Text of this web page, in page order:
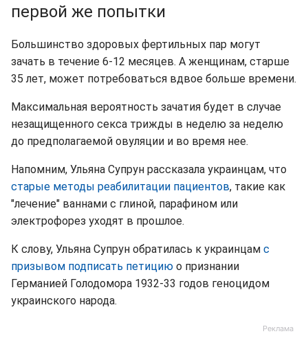
первой же попытки
Большинство здоровых фертильных пар могут
зачать в течение 6-12 месяцев. А женщинам, старше
35 лет, может потребоваться вдвое больше времени.
Максимальная вероятность зачатия будет в случае
незащищенного секса трижды в неделю за неделю
до предполагаемой овуляции и во время нее.
Напомним, Ульяна Супрун рассказала украинцам, что
старые методы реабилитации пациентов, такие как
"лечение" ваннами с глиной, парафином или
электрофорез уходят в прошлое.
К слову, Ульяна Супрун обратилась к украинцам с
призывом подписать петицию о признании
Германией Голодомора 1932-33 годов геноцидом
украинского народа.